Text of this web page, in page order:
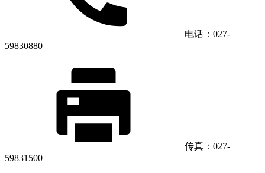
电话：027-
59830880
传真：027-
59831500